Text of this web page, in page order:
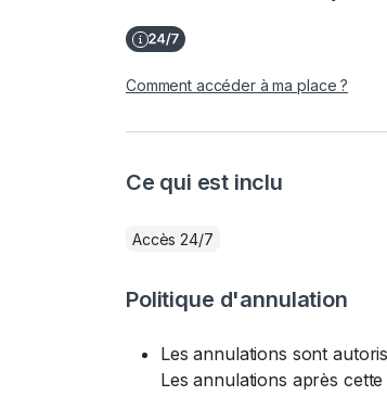
Comment accéder à ma place ?
Ce qui est inclu
Accès 24/7
Politique d'annulation
Les annulations sont
Les annulations après